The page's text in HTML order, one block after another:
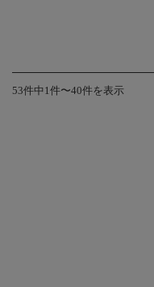
53件中1件〜40件を表示